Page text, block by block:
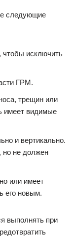
следующие
чтобы исключить
ГРМ.
трещин или
имеет видимые
и вертикально.
не должен
или имеет
его новым.
выполнять при